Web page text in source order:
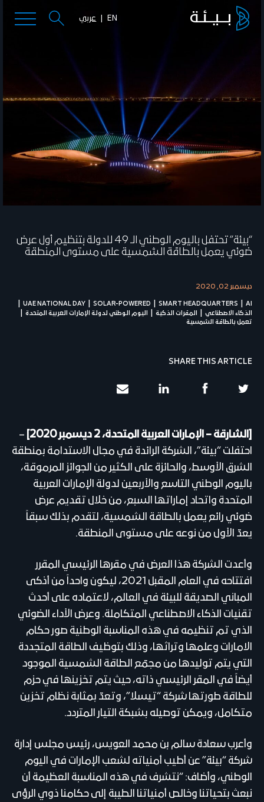
EN عربي
“بيئة” تحتفل باليوم الوطني الـ 49 للدولة بتنظيم أول عرض
ضوئي يعمل بالطاقة الشمسية على مستوى المنطقة
ديسمبر 02, 2020
AI
SMART HEADQUARTERS
SOLAR-POWERED
UAE NATIONAL DAY
الذكاء الاصطناعي
المقرات الذكية
اليوم الوطني لدولة الإمارات العربية المتحدة
تعمل بالطاقة الشمسية
SHARE THIS ARTICLE
[الشارقة – الإمارات العربية المتحدة، 2 ديسمبر 2020]
–
احتفلت “بيئة”، الشركة الرائدة في مجال الاستدامة بمنطقة
الشرق الأوسط، والحائزة على الكثير من الجوائز المرموقة،
باليوم الوطني التاسع والأربعين لدولة الإمارات العربية
المتحدة واتحاد إماراتها السبع، من خلال تقديم عرض
ضوئي رائع يعمل بالطاقة الشمسية، لتقدم بذلك سبقاً
يعدّ الأول من نوعه على مستوى المنطقة.
وأعدت الشركة هذا العرض في مقرها الرئيسي المقرر
افتتاحه في العام المقبل 2021، ليكون واحداً من أذكى
المباني الصديقة للبيئة في العالم، لاعتماده على أحدث
تقنيات الذكاء الاصطناعي المتكاملة. وعرض الأداء الضوئي
الذي تم تنظيمه في هذه المناسبة الوطنية صور حكام
الامارات وعلمها وتراثها، وذلك بتوظيف الطاقة المتجددة
التي يتم توليدها من مجمّع الطاقة الشمسية الموجود
أيضاً في المقر الرئيسي ذاته، حيث يتم تخزينها في حزم
للطاقة طورتها شركة “تيسلا”، وتعدّ بمثابة نظام تخزين
متكامل، ويمكن توصيله بشبكة التيار المتردد.
وأعرب سعادة سالم بن محمد العويس، رئيس مجلس إدارة
شركة “بيئة” عن أطيب أمنياته لشعب الإمارات في اليوم
الوطني، وأضاف: “نتشرف في هذه المناسبة العظيمة أن
نبعث بتحياتنا وخالص أمنياتنا الطيبة إلى حكامنا ذوي الرؤى